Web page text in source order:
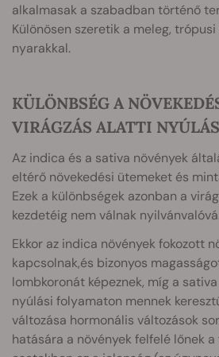
alkalmasak a szabadban történő
Különösen szeretik a meleg,
nyarakkal.
KÜLÖNBSÉG A
VIRÁGZÁS ALATTI NYÚLÁS
Az indica és a sativa növények
eltérő növekedési ütemeket és
Ezek a különbségek azonban a
kezdetéig nem válnak
Ekkor az indica növények fokozott
kapcsolnak,és bizonyos
lombkoronát képeznek, míg a
nyúlási folyamaton mennek
változása hormonális változások
hatására a növények felfelé lőnek a